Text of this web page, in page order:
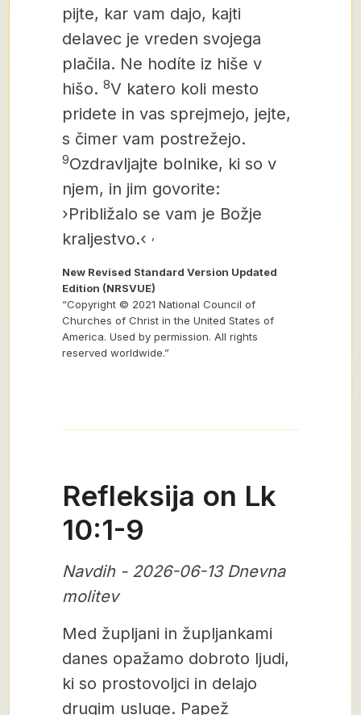
pijte, kar vam dajo, kajti
delavec je vreden svojega
plačila. Ne hodíte iz hiše v
hišo. 8V katero koli mesto
pridete in vas sprejmejo, jejte,
s čimer vam postrežejo.
9Ozdravljajte bolnike, ki so v
njem, in jim govorite:
›Približalo se vam je Božje
kraljestvo.‹
New Revised Standard Version Updated
Edition (NRSVUE)
“Copyright © 2021 National Council of
Churches of Christ in the United States of
America. Used by permission. All rights
reserved worldwide.”
Refleksija on Lk
10:1-9
Navdih - 2026-06-13 Dnevna
molitev
Med župljani in župljankami
danes opažamo dobroto ljudi,
ki so prostovoljci in delajo
drugim usluge. Papež